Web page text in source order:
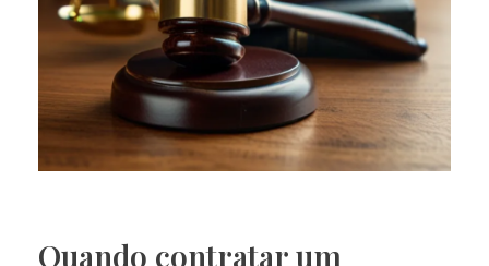
Quando contratar um